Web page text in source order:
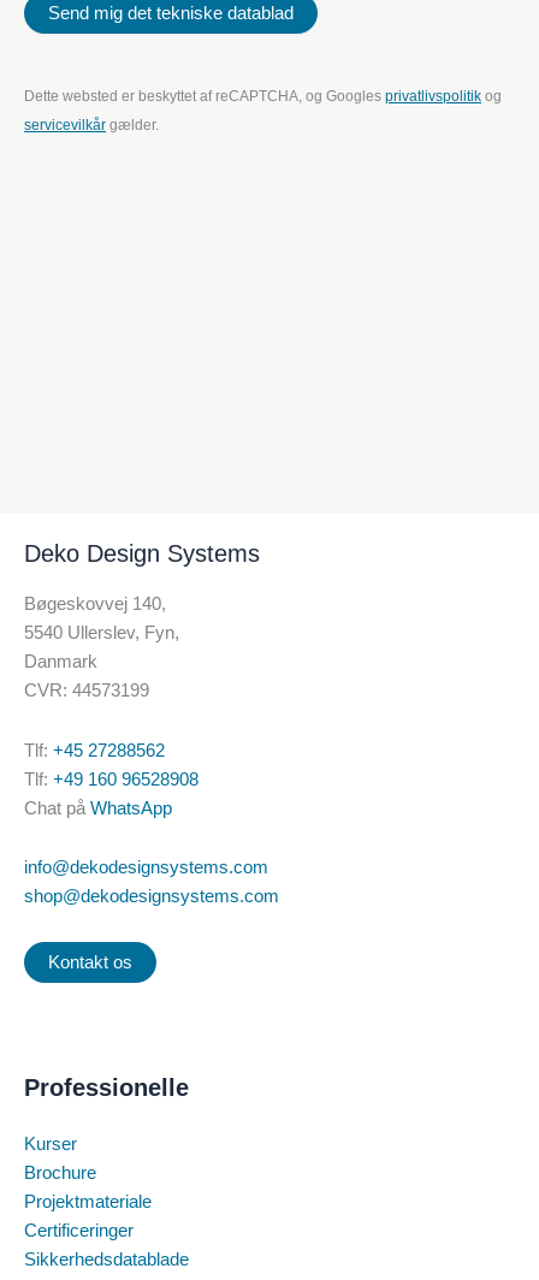
Dette websted er beskyttet af reCAPTCHA, og Googles privatlivspolitik og
servicevilkår gælder.
Deko Design Systems
Bøgeskovvej 140,
5540 Ullerslev, Fyn,
Danmark
CVR: 44573199
Tlf: +45 27288562
Tlf: +49 160 96528908
Chat på WhatsApp
info@dekodesignsystems.com
shop@dekodesignsystems.com
Kontakt os
Professionelle
Kurser
Brochure
Projektmateriale
Certificeringer
Sikkerhedsdatablade